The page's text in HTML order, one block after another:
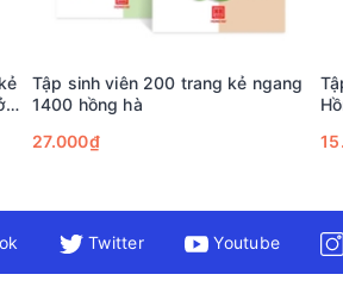
Tập sinh viên 200 trang kẻ ngang
1400 hồng hà
27.000₫
Twitter Youtube